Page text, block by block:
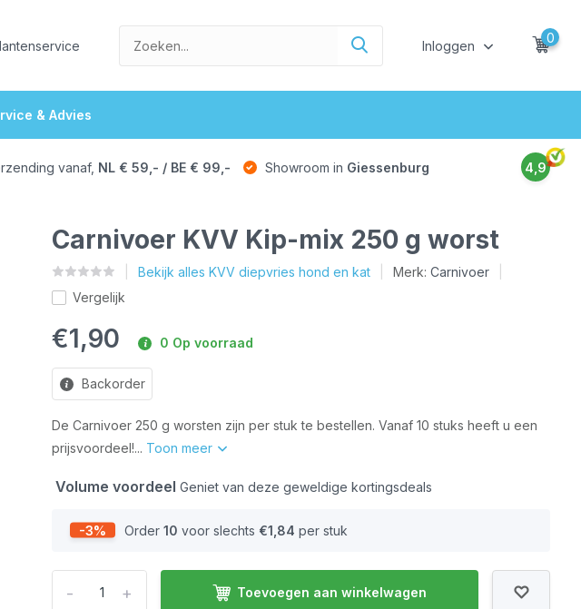
Inloggen
0
& Advies
vanaf, NL € 59,- / BE € 99,- Showroom in Giessenburg 4,9
Carnivoer KVV Kip-mix 250 g worst
Bekijk alles KVV diepvries hond en kat Merk:Carnivoer
Vergelijk
€1,90 0 Op voorraad
Backorder
De Carnivoer 250 g worsten zijn per stuk te bestellen. Vanaf 10 stuks heeft u een
prijsvoordeel!... Toon meer
Volume voordeelGeniet van deze geweldige kortingsdeals
-3% Order10 voor slechts €1,84 per stuk
+
- Toevoegen aan winkelwagen